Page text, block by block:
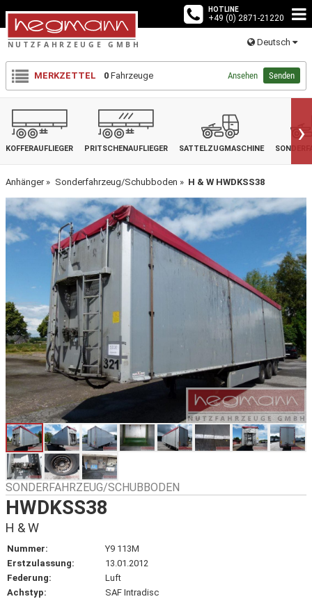
HOTLINE
+49 (0) 2871-21220
Deutsch
MERKZETTEL 0 Fahrzeuge Ansehen Senden
KOFFERAUFLIEGER PRITSCHENAUFLIEGER SATTELZUGMASCHINE ›
Anhänger Sonderfahrzeug/Schubboden H & W HWDKSS38
SONDERFAHRZEUG/SCHUBBODEN
HWDKSS38
H & W
Nummer:
Y9 113M
Erstzulassung:
13.01.2012
Federung:
Luft
Achstyp:
SAF Intradisc